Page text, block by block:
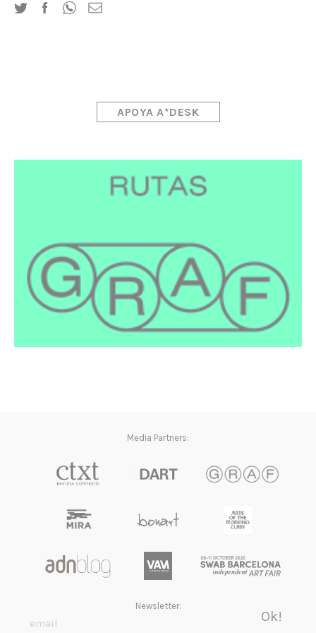
APOYA A*DESK
Media Partners:
Newsletter: